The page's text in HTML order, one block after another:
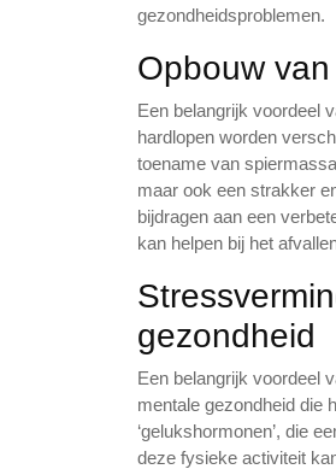
gezondheidsproblemen.
Opbouw
Een belangrijk voordeel
hardlopen worden
toename van
maar ook een strakker
bijdragen aan een
kan helpen bij het
gezondheid
Een belangrijk voordeel
mentale gezondheid die
‘gelukshormonen’, die
deze fysieke activiteit